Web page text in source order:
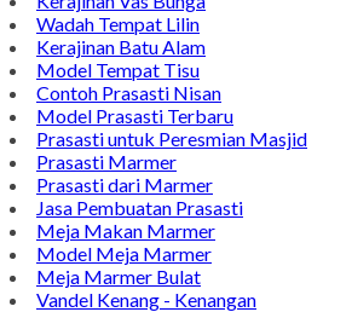
Wadah Tempat Lilin
Kerajinan Batu Alam
Model Tempat Tisu
Contoh Prasasti Nisan
Model Prasasti Terbaru
Prasasti untuk Peresmian Masjid
Prasasti Marmer
Prasasti dari Marmer
Jasa Pembuatan Prasasti
Meja Makan Marmer
Model Meja Marmer
Meja Marmer Bulat
Vandel Kenang - Kenangan